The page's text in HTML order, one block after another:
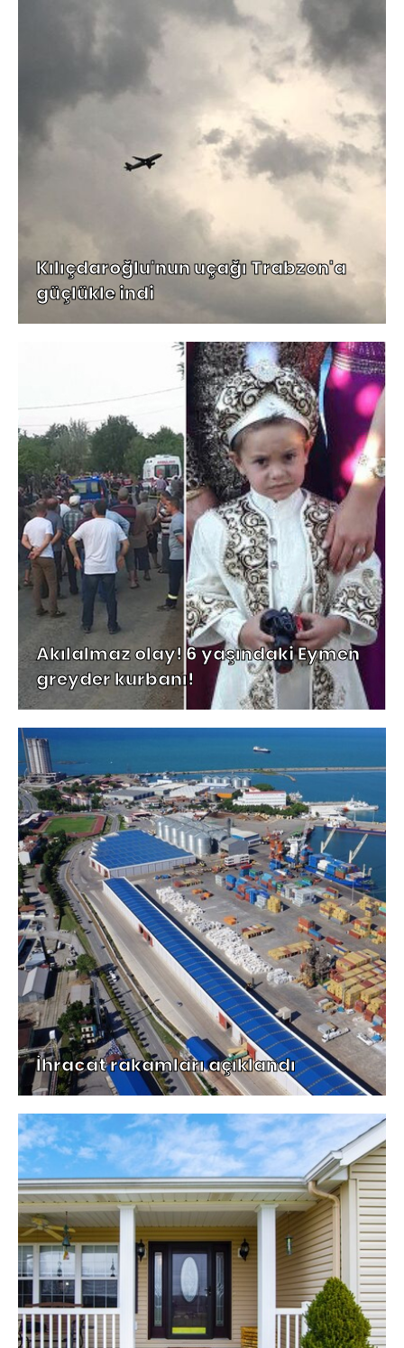
Kılıçdaroğlu'nun uçağı Trabzon'a
güçlükle indi
Akılalmaz olay! 6 yaşındaki Eymen
greyder kurbanı!
İhracat rakamları açıklandı